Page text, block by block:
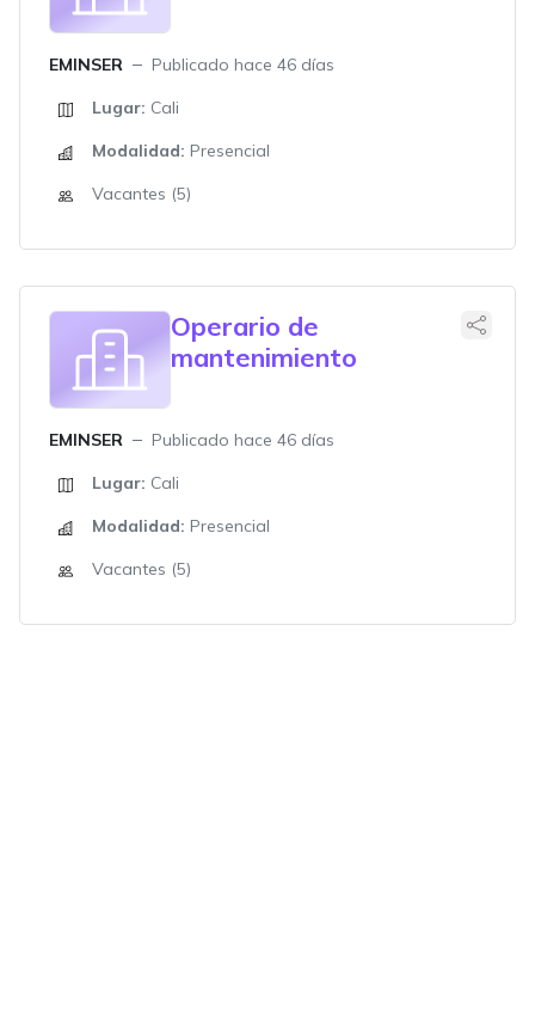
EMINSER
Publicado hace 46 días
Lugar: Cali
Modalidad: Presencial
Vacantes (5)
Operario de
mantenimiento
EMINSER
Publicado hace 46 días
Lugar: Cali
Modalidad: Presencial
Vacantes (5)